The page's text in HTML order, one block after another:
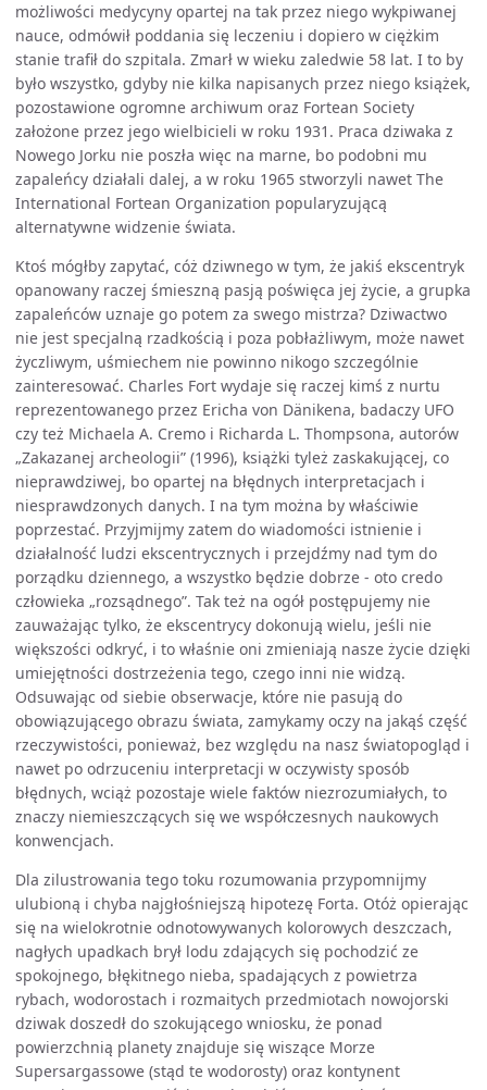
możliwości medycyny opartej na tak przez niego wykpiwanej
nauce, odmówił poddania się leczeniu i dopiero w ciężkim
stanie trafił do szpitala. Zmarł w wieku zaledwie 58 lat. I to by
było wszystko, gdyby nie kilka napisanych przez niego książek,
pozostawione ogromne archiwum oraz Fortean Society
założone przez jego wielbicieli w roku 1931. Praca dziwaka z
Nowego Jorku nie poszła więc na marne, bo podobni mu
zapaleńcy działali dalej, a w roku 1965 stworzyli nawet The
International Fortean Organization popularyzującą
alternatywne widzenie świata.
Ktoś mógłby zapytać, cóż dziwnego w tym, że jakiś ekscentryk
opanowany raczej śmieszną pasją poświęca jej życie, a grupka
zapaleńców uznaje go potem za swego mistrza? Dziwactwo
nie jest specjalną rzadkością i poza pobłażliwym, może nawet
życzliwym, uśmiechem nie powinno nikogo szczególnie
zainteresować. Charles Fort wydaje się raczej kimś z nurtu
reprezentowanego przez Ericha von Dänikena, badaczy UFO
czy też Michaela A. Cremo i Richarda L. Thompsona, autorów
„Zakazanej archeologii” (1996), książki tyleż zaskakującej, co
nieprawdziwej, bo opartej na błędnych interpretacjach i
niesprawdzonych danych. I na tym można by właściwie
poprzestać. Przyjmijmy zatem do wiadomości istnienie i
działalność ludzi ekscentrycznych i przejdźmy nad tym do
porządku dziennego, a wszystko będzie dobrze - oto credo
człowieka „rozsądnego”. Tak też na ogół postępujemy nie
zauważając tylko, że ekscentrycy dokonują wielu, jeśli nie
większości odkryć, i to właśnie oni zmieniają nasze życie dzięki
umiejętności dostrzeżenia tego, czego inni nie widzą.
Odsuwając od siebie obserwacje, które nie pasują do
obowiązującego obrazu świata, zamykamy oczy na jakąś część
rzeczywistości, ponieważ, bez względu na nasz światopogląd i
nawet po odrzuceniu interpretacji w oczywisty sposób
błędnych, wciąż pozostaje wiele faktów niezrozumiałych, to
znaczy niemieszczących się we współczesnych naukowych
konwencjach.
Dla zilustrowania tego toku rozumowania przypomnijmy
ulubioną i chyba najgłośniejszą hipotezę Forta. Otóż opierając
się na wielokrotnie odnotowywanych kolorowych deszczach,
nagłych upadkach brył lodu zdających się pochodzić ze
spokojnego, błękitnego nieba, spadających z powietrza
rybach, wodorostach i rozmaitych przedmiotach nowojorski
dziwak doszedł do szokującego wniosku, że ponad
powierzchnią planety znajduje się wiszące Morze
Supersargassowe (stąd te wodorosty) oraz kontynent